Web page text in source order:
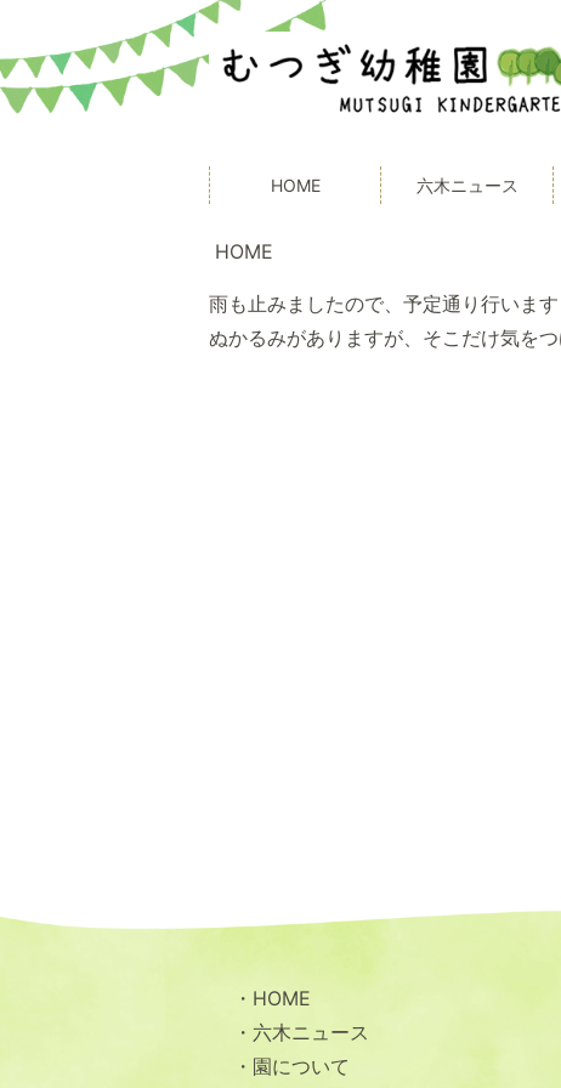
HOME 六木ニュース
HOME
雨も止みましたので、予定通り行います
ぬかるみがありますが、そこだけ気をつ
HOME
六木ニュース
園について